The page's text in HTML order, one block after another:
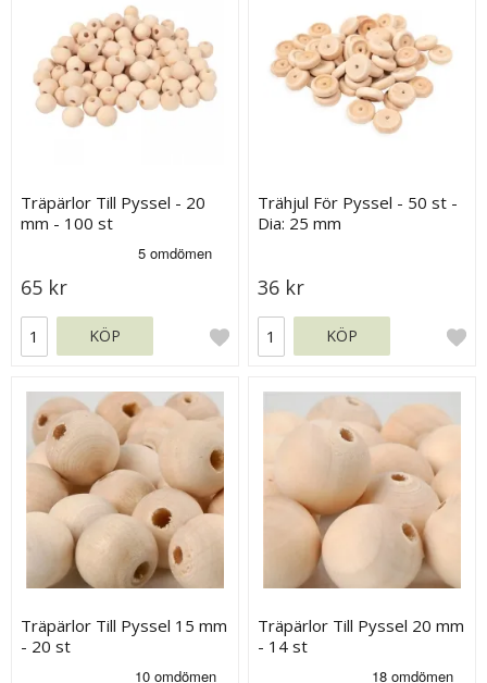
Träpärlor Till Pyssel - 20
mm - 100 st
65 kr
KÖP
Trähjul För Pyssel - 50 st -
Dia: 25 mm
36 kr
KÖP
Träpärlor Till Pyssel 15 mm
- 20 st
Träpärlor Till Pyssel 20 mm
- 14 st